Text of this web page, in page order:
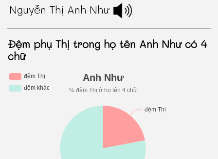
Nguyễn Thị Anh Như
Đệm phụ Thị trong họ tên Anh Như có 4
chữ